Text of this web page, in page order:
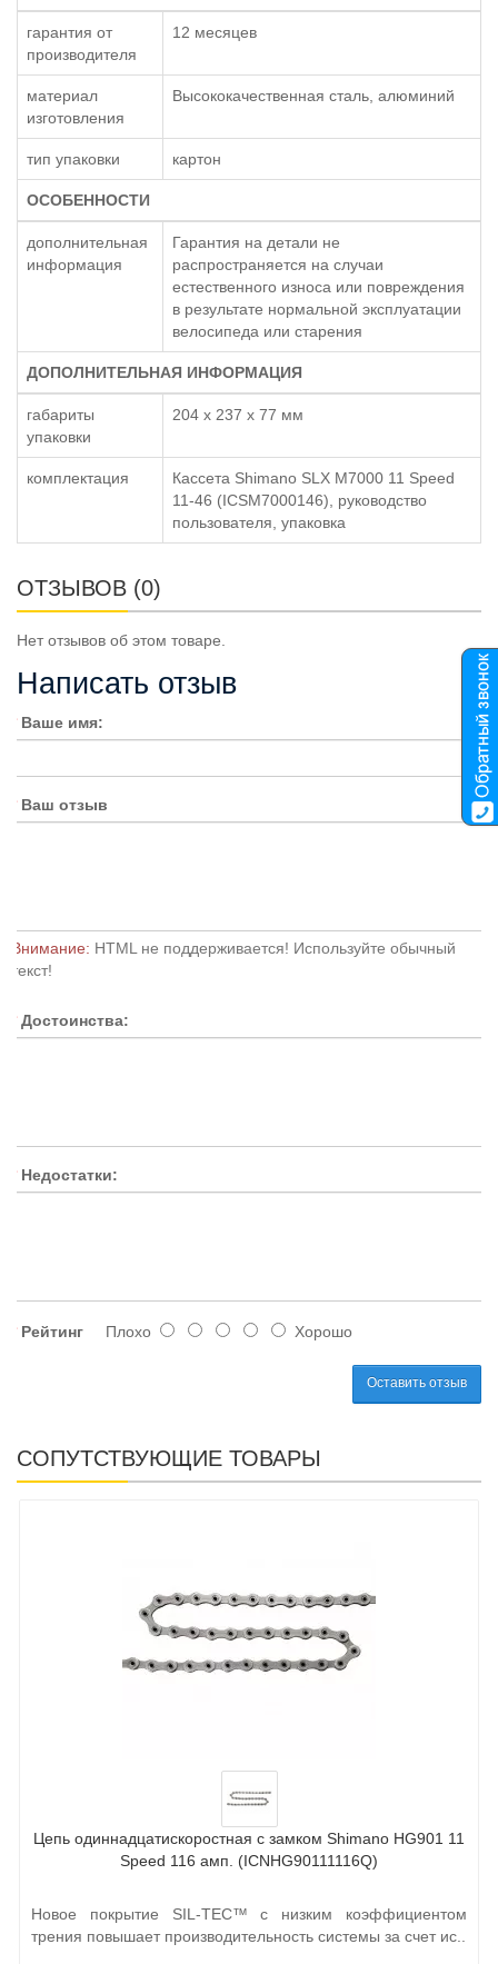
гарантия от
производителя
12 месяцев
материал
изготовления
Высококачественная сталь, алюминий
тип упаковки картон
ОСОБЕННОСТИ
дополнительная
информация
Гарантия на детали не
распространяется на случаи
естественного износа или повреждения
в результате нормальной эксплуатации
велосипеда или старения
ДОПОЛНИТЕЛЬНАЯ ИНФОРМАЦИЯ
габариты
упаковки
204 x 237 x 77 мм
комплектация
Кассета Shimano SLX M7000 11 Speed
11-46 (ICSM7000146), руководство
пользователя, упаковка
ОТЗЫВОВ (0)
Нет отзывов об этом товаре.
Написать отзыв
Ваше имя:
Ваш отзыв
Внимание: HTML не поддерживается! Используйте обычный
текст!
Достоинства:
Недостатки:
Рейтинг Плохо Хорошо
Оставить отзыв
СОПУТСТВУЮЩИЕ ТОВАРЫ
Цепь одиннадцатискоростная с замком Shimano HG901 11
Speed 116 амп. (ICNHG90111116Q)
Новое покрытие SIL-TEC™ с низким коэффициентом
трения повышает производительность системы за счет ис..